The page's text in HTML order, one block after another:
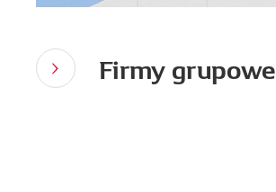
Firmy grupowe